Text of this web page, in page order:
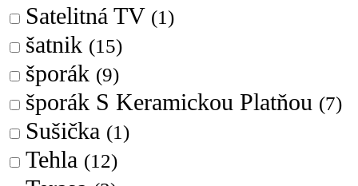
Satelitná TV (1)
šatnik (15)
šporák (9)
šporák S Keramickou Platňou (7)
Sušička (1)
Tehla (12)